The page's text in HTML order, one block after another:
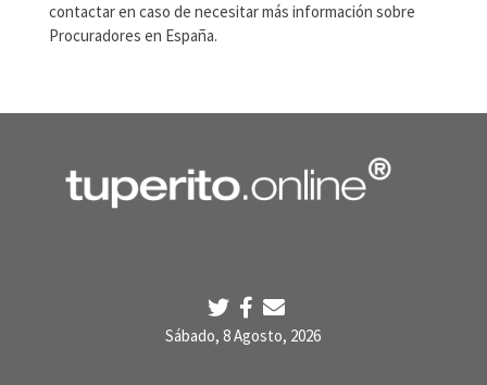
contactar en caso de necesitar más información sobre
Procuradores en España.
Sábado, 8 Agosto, 2026